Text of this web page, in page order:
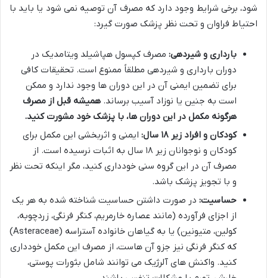
شود، برخی شرایط وجود دارد که مصرف آن توصیه نمی شود یا باید با
احتیاط فراوان و تحت نظر پزشک صورت گیرد:
بارداری و شیردهی: مصرف کپسول هپاشیلد ویتامدیک در
دوران بارداری و شیردهی مطلقاً ممنوع است. تحقیقات کافی
برای تضمین ایمنی آن در این دوران ها وجود ندارد و ممکن
است به جنین یا نوزاد آسیب برساند. همیشه قبل از مصرف
هرگونه مکمل در این دوران ها، با پزشک خود مشورت کنید.
کودکان و افراد زیر ۱۸ سال:
ایمنی و اثربخشی این مکمل برای
کودکان و نوجوانان زیر ۱۸ سال به اثبات نرسیده است. از
مصرف آن در این گروه سنی خودداری کنید، مگر اینکه تحت نظر
و با تجویز پزشک باشد.
حساسیت: در صورت داشتن حساسیت شناخته شده به هر یک
از اجزای فرآورده (مانند عصاره خارمریم، کنگر فرنگی، زردچوبه،
کولین، متیونین) یا به گیاهان خانواده آستراسه (Asteraceae)
که کنگر فرنگی نیز جزو آن هاست، از مصرف این مکمل خودداری
کنید. واکنش های آلرژیک می توانند شامل بثورات پوستی،